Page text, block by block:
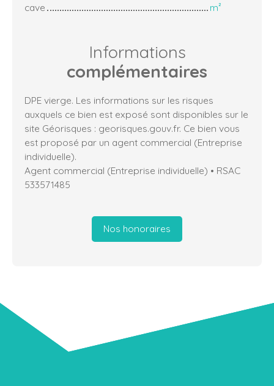
cave
m²
Informations
complémentaires
DPE vierge. Les informations sur les risques
auxquels ce bien est exposé sont disponibles sur le
site Géorisques : georisques.gouv.fr. Ce bien vous
est proposé par un agent commercial (Entreprise
individuelle).
Agent commercial (Entreprise individuelle) • RSAC
533571485
Nos honoraires